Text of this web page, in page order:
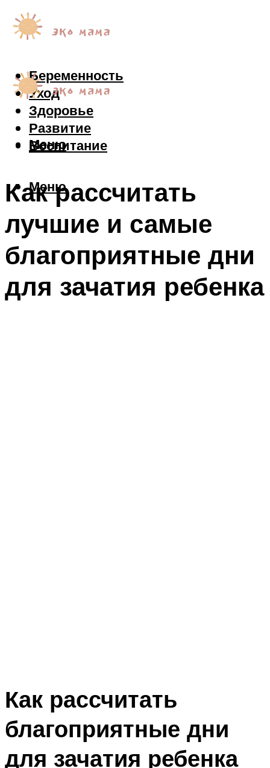
Беременность
Уход
Здоровье
Развитие
Воспитание
Меню
Меню
Как рассчитать
лучшие и самые
благоприятные дни
для зачатия ребенка
Как рассчитать
благоприятные дни
для зачатия ребенка